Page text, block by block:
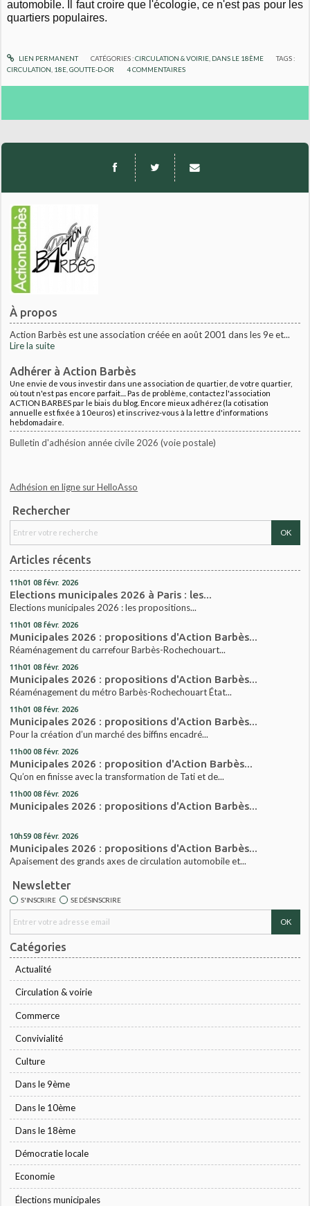
À propos
Action Barbès est une association créée en août 2001 dans les 9e et...
Lire la suite
Adhérer à Action Barbès
Une envie de vous investir dans une association de quartier, de votre quartier,
où tout n'est pas encore parfait.... Pas de problème, contactez l'association
ACTION BARBES par le biais du blog. Encore mieux adhérez (la cotisation
annuelle est fixée à 10euros) et inscrivez-vous à la lettre d'informations
hebdomadaire.
Bulletin d'adhésion année civile 2026 (voie postale)
Adhésion en ligne sur HelloAsso
Rechercher
Articles récents
11h01 08 févr. 2026
Elections municipales 2026 à Paris : les...
Elections municipales 2026 : les propositions...
11h01 08 févr. 2026
Municipales 2026 : propositions d'Action Barbès...
Réaménagement du carrefour Barbès-Rochechouart...
11h01 08 févr. 2026
Municipales 2026 : propositions d'Action Barbès...
Réaménagement du métro Barbès-Rochechouart État...
11h01 08 févr. 2026
Municipales 2026 : propositions d'Action Barbès...
Pour la création d’un marché des biffins encadré...
11h00 08 févr. 2026
Municipales 2026 : proposition d'Action Barbès...
Qu’on en finisse avec la transformation de Tati et de...
11h00 08 févr. 2026
Municipales 2026 : propositions d'Action Barbès...
10h59 08 févr. 2026
Municipales 2026 : propositions d'Action Barbès...
Apaisement des grands axes de circulation automobile et...
Newsletter
S'INSCRIRE SE DÉSINSCRIRE
Catégories
Actualité
Circulation & voirie
Commerce
Convivialité
Culture
Dans le 9ème
Dans le 10ème
Dans le 18ème
Démocratie locale
Economie
Élections municipales
automobile. Il faut croire que l'écologie, ce n'est pas pour les
quartiers populaires.
LIEN PERMANENT CATÉGORIES :CIRCULATION & VOIRIE, DANS LE 18ÈME
TAGS :
CIRCULATION 18E ,GOUTTE-D-OR 4COMMENTAIRES